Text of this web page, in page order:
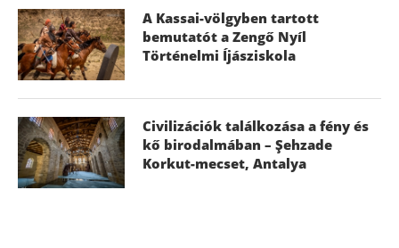
A Kassai-völgyben tartott
bemutatót a Zengő Nyíl
Történelmi Íjásziskola
Civilizációk találkozása a fény és
kő birodalmában – Şehzade
Korkut-mecset, Antalya